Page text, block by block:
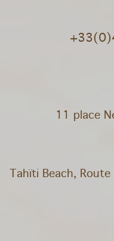
11 place
Tahïti Beach,